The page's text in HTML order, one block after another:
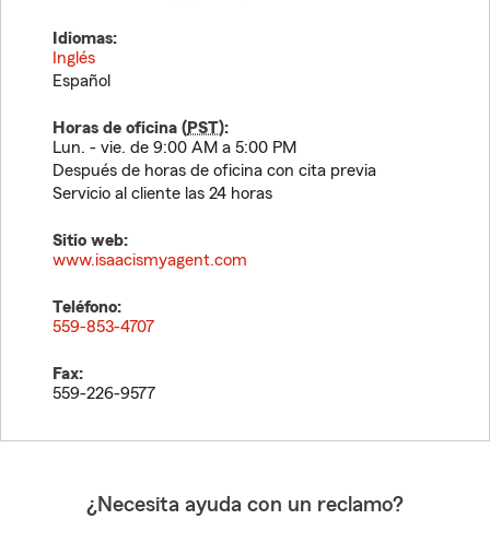
Idiomas:
Inglés
Español
Horas de oficina (PST):
Lun. - vie. de 9:00 AM a 5:00 PM
Después de horas de oficina con cita previa
Servicio al cliente las 24 horas
Sitio web:
www.isaacismyagent.com
Teléfono:
559-853-4707
Fax:
559-226-9577
¿Necesita ayuda con un reclamo?